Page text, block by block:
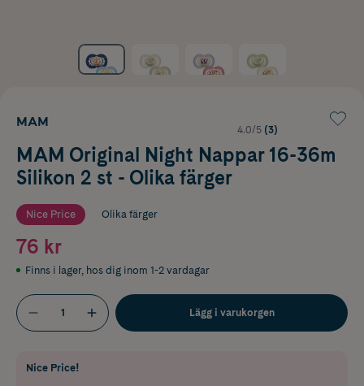
MAM
4.0/5 (3)
MAM Original Night Nappar 16-36m
Silikon 2 st - Olika färger
Nice Price Olika färger
76 kr
Finns i lager, hos dig inom 1-2 vardagar
Lägg i varukorgen
Nice Price!